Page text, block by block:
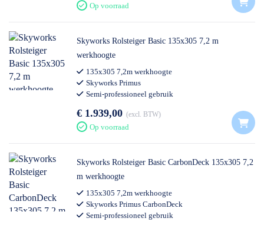
Op voorraad
Skyworks Rolsteiger Basic 135x305 7,2 m
werkhoogte
135x305 7,2m werkhoogte
Skyworks Primus
Semi-professioneel gebruik
€ 1.939,00 excl. BTW
Op voorraad
Skyworks Rolsteiger Basic CarbonDeck 135x305 7,2
m werkhoogte
135x305 7,2m werkhoogte
Skyworks Primus CarbonDeck
Semi-professioneel gebruik